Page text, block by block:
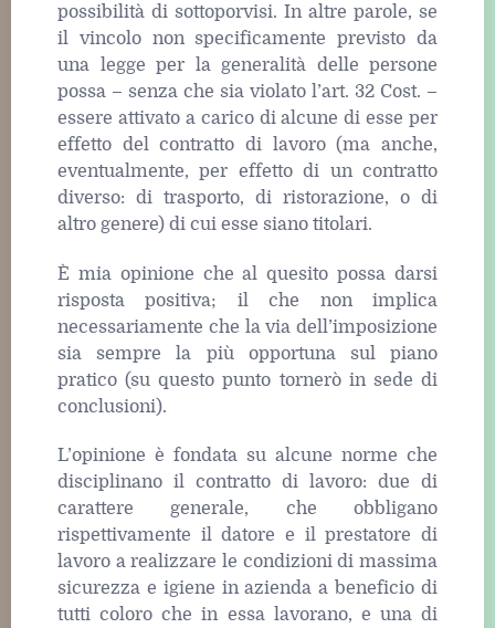
possibilità di sottoporvisi. In altre parole, se
il vincolo non specificamente previsto da
una legge per la generalità delle persone
possa – senza che sia violato l’art. 32 Cost. –
essere attivato a carico di alcune di esse per
effetto del contratto di lavoro (ma anche,
eventualmente, per effetto di un contratto
diverso: di trasporto, di ristorazione, o di
altro genere) di cui esse siano titolari.
È mia opinione che al quesito possa darsi
risposta positiva; il che non implica
necessariamente che la via dell’imposizione
sia sempre la più opportuna sul piano
pratico (su questo punto tornerò in sede di
conclusioni).
L’opinione è fondata su alcune norme che
disciplinano il contratto di lavoro: due di
carattere generale, che obbligano
rispettivamente il datore e il prestatore di
lavoro a realizzare le condizioni di massima
sicurezza e igiene in azienda a beneficio di
tutti coloro che in essa lavorano, e una di